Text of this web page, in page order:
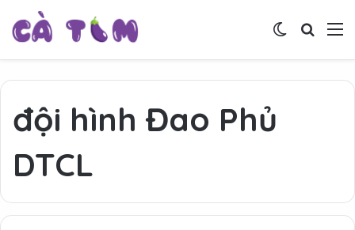
Tìm
Switch skin
đội hình Đao Phủ
DTCL